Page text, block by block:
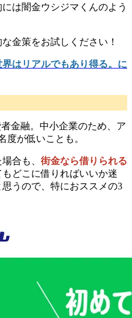
は闇金ウシジマくんのよう
金策をお試しください！
はリアルでもあり得る。に
金融。中小企業のため、ア
度が低いことも。
合も、 街金なら借りられる
どこに借りればいいか迷
うので、特におススメの3